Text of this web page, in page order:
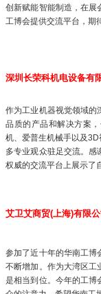
创新赋能智能制造，在展
工博会提供交流平台，期
深圳长荣科机电设备有
作为工业机器视觉领域的
品质的产品和解决方案
机、爱普生机械手以及
多专业观众驻足交流。
权威的交流平台上展示了
艾卫艾商贸(上海)有限公
参加了近十年的华南工博
不断增加。作为大湾区工
是相当到位。今年的工博